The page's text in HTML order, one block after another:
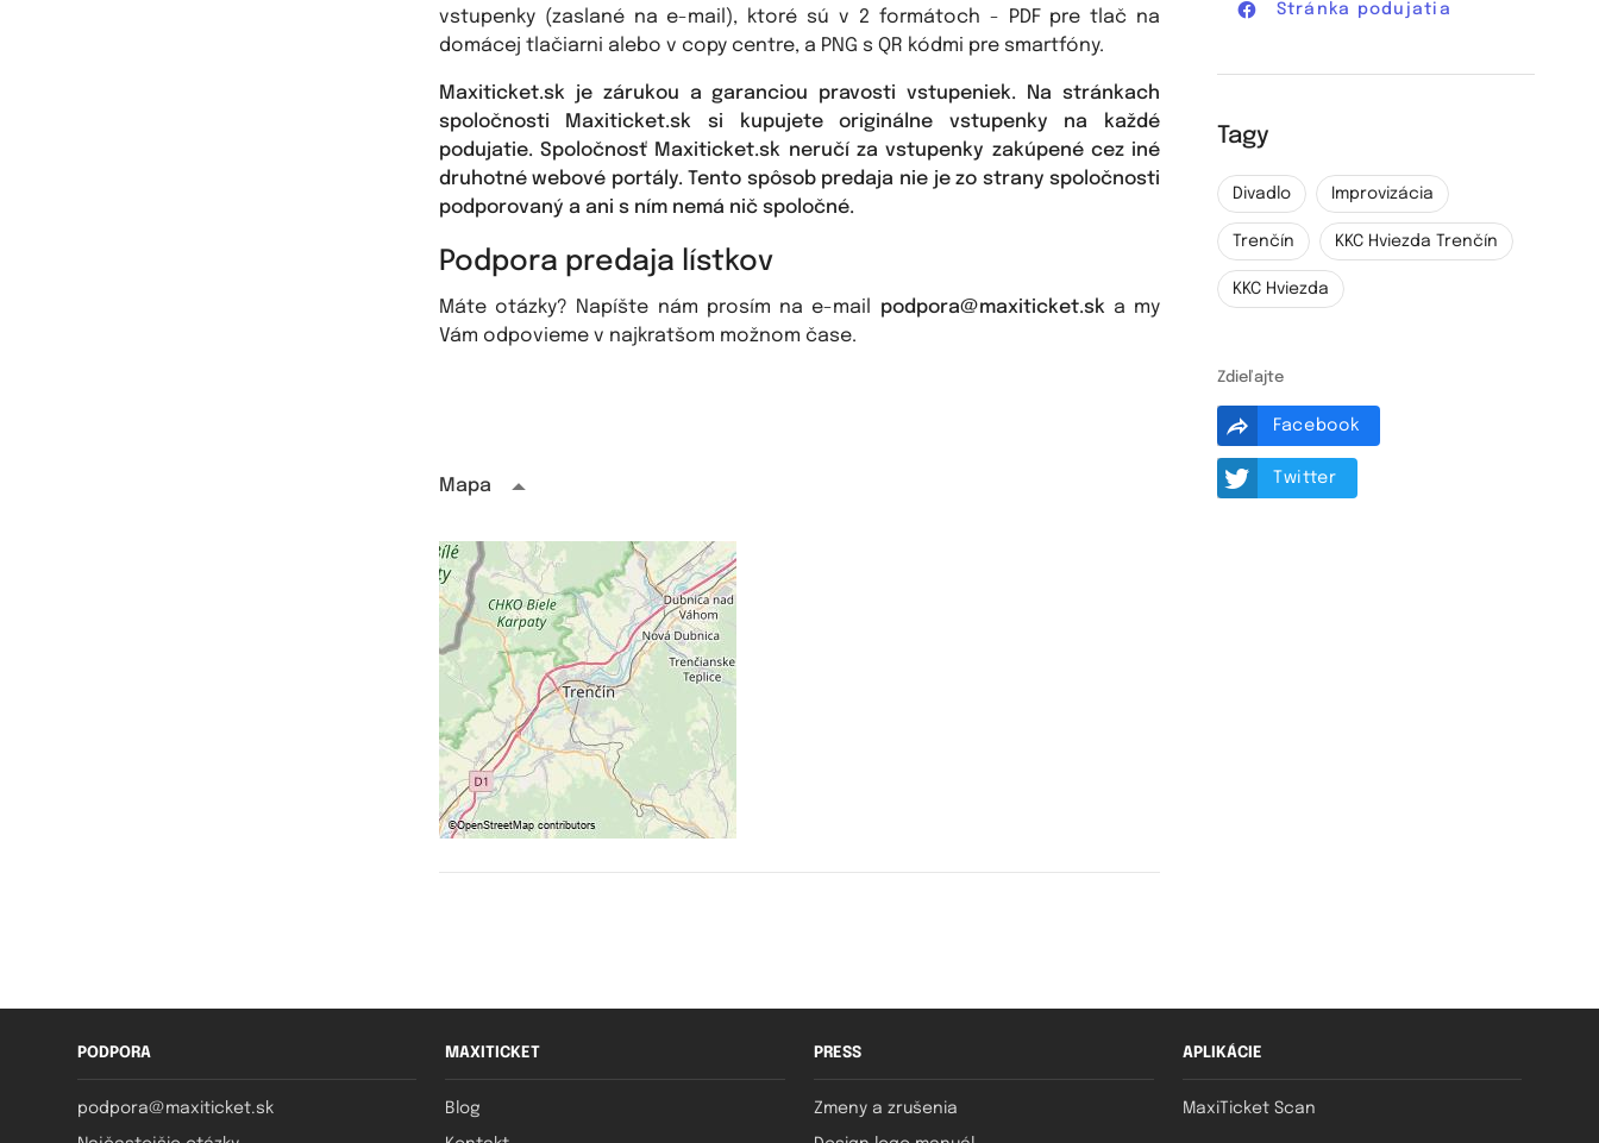
vstupenky (zaslané na e-mail), ktoré sú v 2 formátoch - PDF pre tlač na
domácej tlačiarni alebo v copy centre, a PNG s QR kódmi pre smartfóny.
Maxiticket.sk je zárukou a garanciou pravosti vstupeniek. Na stránkach
spoločnosti Maxiticket.sk si kupujete originálne vstupenky na každé
podujatie. Spoločnosť Maxiticket.sk neručí za vstupenky zakúpené cez iné
druhotné webové portály. Tento spôsob predaja nie je zo strany spoločnosti
podporovaný a ani s ním nemá nič spoločné.
Podpora predaja lístkov
Máte otázky? Napíšte nám prosím na e-mail podpora@maxiticket.sk a my
Vám odpovieme v najkratšom možnom čase.
Mapa
Stránka podujatia
Tagy
Divadlo Improvizácia
Trenčín KKC Hviezda Trenčín
KKC Hviezda
Zdieľajte
Facebook
Twitter
PODPORA
podpora@maxiticket.sk
MAXITICKET
Blog
PRESS
Zmeny a zrušenia
APLIKÁCIE
MaxiTicket Scan